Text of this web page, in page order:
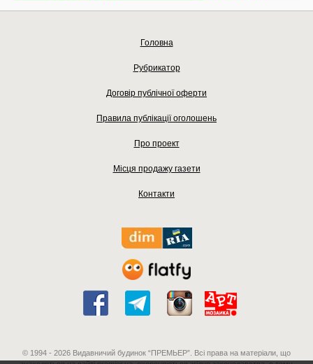
Головна
Рубрикатор
Договір публічної оферти
Правила публікації оголошень
Про проект
Місця продажу газети
Контакти
© 1994 - 2026 Видавничий будинок “ПРЕМЬЕР”. Всі права на матеріали, що